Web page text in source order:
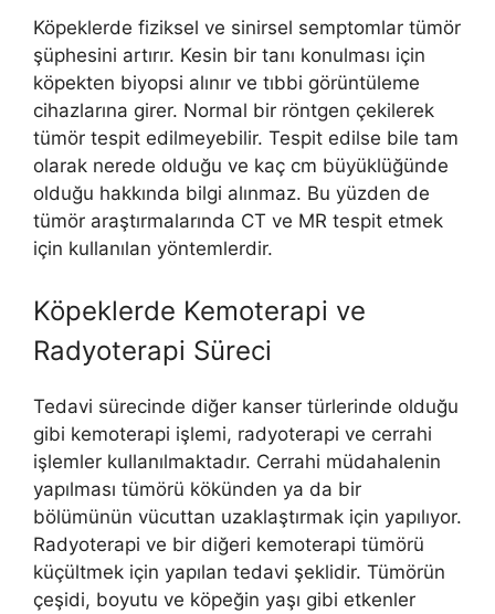
Köpeklerde fiziksel ve sinirsel semptomlar tümör
şüphesini artırır. Kesin bir tanı konulması için
köpekten biyopsi alınır ve tıbbi görüntüleme
cihazlarına girer. Normal bir röntgen çekilerek
tümör tespit edilmeyebilir. Tespit edilse bile tam
olarak nerede olduğu ve kaç cm büyüklüğünde
olduğu hakkında bilgi alınmaz. Bu yüzden de
tümör araştırmalarında CT ve MR tespit etmek
için kullanılan yöntemlerdir.
Köpeklerde Kemoterapi ve
Radyoterapi Süreci
Tedavi sürecinde diğer kanser türlerinde olduğu
gibi kemoterapi işlemi, radyoterapi ve cerrahi
işlemler kullanılmaktadır. Cerrahi müdahalenin
yapılması tümörü kökünden ya da bir
bölümünün vücuttan uzaklaştırmak için yapılıyor.
Radyoterapi ve bir diğeri kemoterapi tümörü
küçültmek için yapılan tedavi şeklidir. Tümörün
çeşidi, boyutu ve köpeğin yaşı gibi etkenler